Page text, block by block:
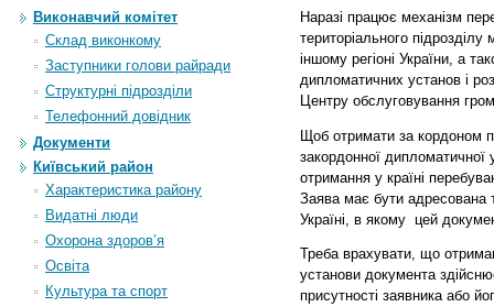
Виконавчий комітет
Склад виконкому
Заступники голови райради
Структурні підрозділи
Телефонний довідник
Документи
Київський район
Характеристика району
Видатні люди
Охорона здоров’я
Освіта
Культура та спорт
Наразі працює механізм
територіального
іншому регіоні України, а
дипломатичних установ і
Центру обслуговування
Щоб отримати за кордоном
закордонної
отримання у країні
Заява має бути адресована
Україні, в якому цей
Треба врахувати, що
установи документа
присутності заявника або